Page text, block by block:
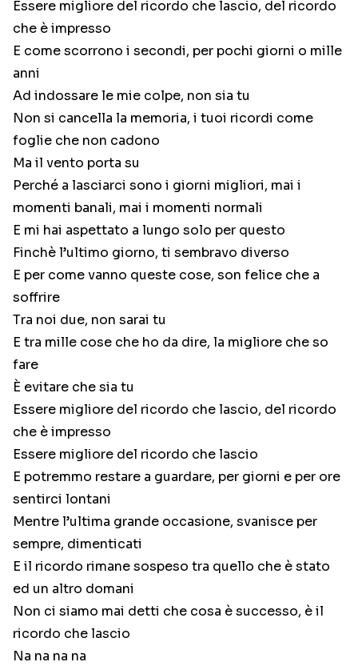
Essere migliore del ricordo che lascio, del ricordo
che è impresso
E come scorrono i secondi, per pochi giorni o mille
anni
Ad indossare le mie colpe, non sia tu
Non si cancella la memoria, i tuoi ricordi come
foglie che non cadono
Ma il vento porta su
Perché a lasciarci sono i giorni migliori, mai i
momenti banali, mai i momenti normali
E mi hai aspettato a lungo solo per questo
Finchè l’ultimo giorno, ti sembravo diverso
E per come vanno queste cose, son felice che a
soffrire
Tra noi due, non sarai tu
E tra mille cose che ho da dire, la migliore che so
fare
È evitare che sia tu
Essere migliore del ricordo che lascio, del ricordo
che è impresso
Essere migliore del ricordo che lascio
E potremmo restare a guardare, per giorni e per ore
sentirci lontani
Mentre l’ultima grande occasione, svanisce per
sempre, dimenticati
E il ricordo rimane sospeso tra quello che è stato
ed un altro domani
Non ci siamo mai detti che cosa è successo, è il
ricordo che lascio
Na na na na